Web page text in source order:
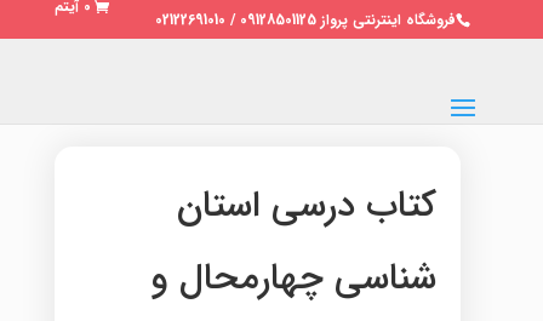
فروشگاه اینترنتی پرواز 09128501125 / 02122691010
0 آیتم
کتاب درسی استان
شناسی چهارمحال و